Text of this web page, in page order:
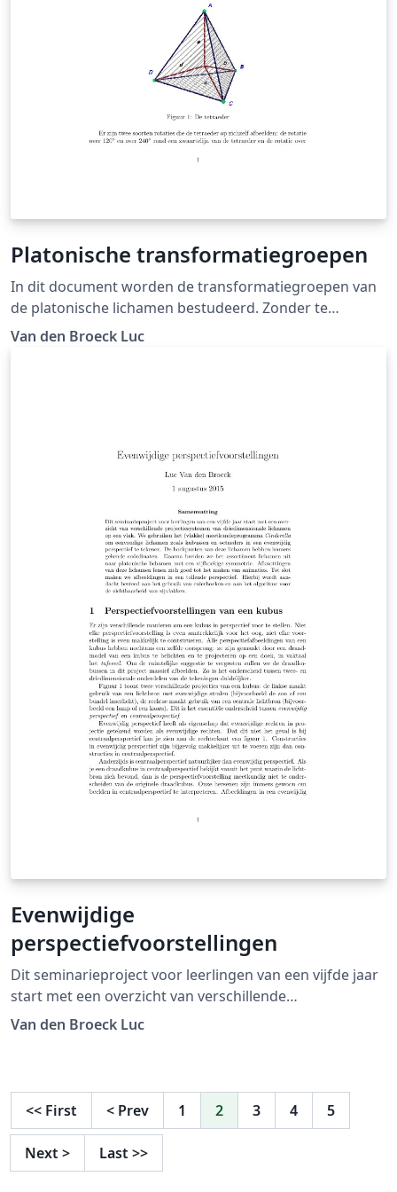
Platonische transformatiegroepen
In dit document worden de transformatiegroepen van
de platonische lichamen bestudeerd. Zonder te
vervallen in algebraïsche berekeningen worden
mogelijke transformaties die we zullen onderzoeken.
Hoewel al deze lichamen symmetrievlakken hebben,
laten we de vlakspiegeling, die verkregen kunnen
worden door rubberen lichamen binnenstebuiten te
keren, meestal buiten beschouwing.
Van den Broeck Luc
Evenwijdige
perspectiefvoorstellingen
Dit seminarieproject voor leerlingen van een vijfde jaar
start met een overzicht van verschillende
projectiesystemen van driedimensionale lichamen op
evenwijdig perspectief te tekenen. De hoekpunten van
deze lichamen hebben immers gekende coöordinaten.
Daarna breiden we het assortiment lichamen uit naar
platonische lichamen met een vijfhoekige symmetrie.
Van den Broeck Luc
<< First < Prev 1 2 3 4 5
Next > Last >>